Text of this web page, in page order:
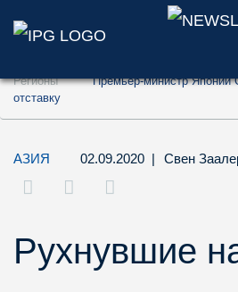
Перейти к
Перейти к поиску
Регионы
Премьер-министр Японии
отставку
АЗИЯ 02.09.2020 | Свен
Рухнувшие